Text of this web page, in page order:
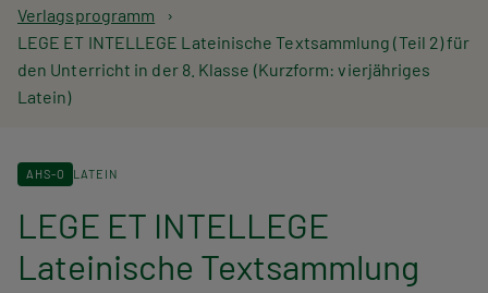
P
f
a
d
n
a
Verlagsprogramm
LEGE ET INTELLEGE Lateinische Textsammlung (Teil 2) für
den Unterricht in der 8. Klasse (Kurzform: vierjähriges
Latein)
AHS-O LATEIN
LEGE ET INTELLEGE
Lateinische Textsammlung